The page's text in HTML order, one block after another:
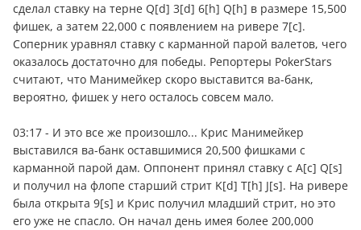
сделал ставку на терне Q[d] 3[d] 6[h] Q[h] в размере 15,500
фишек, а затем 22,000 с появлением на ривере 7[c].
Соперник уравнял ставку с карманной парой валетов, чего
оказалось достаточно для победы. Репортеры PokerStars
считают, что Манимейкер скоро выставится ва-банк,
вероятно, фишек у него осталось совсем мало.
03:17 - И это все же произошло... Крис Манимейкер
выставился ва-банк оставшимися 20,500 фишками с
карманной парой дам. Оппонент принял ставку с A[c] Q[s]
и получил на флопе старший стрит K[d] T[h] J[s]. На ривере
была открыта 9[s] и Крис получил младший стрит, но это
его уже не спасло. Он начал день имея более 200,000